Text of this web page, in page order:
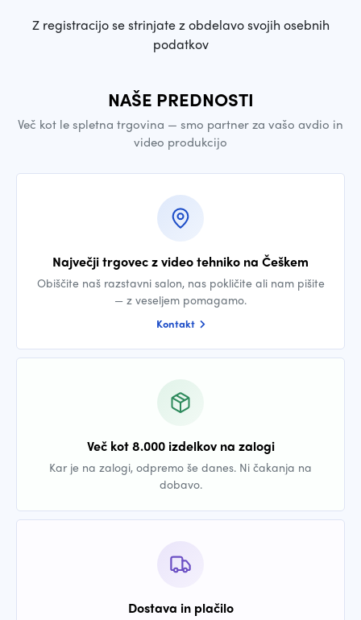
Z registracijo se strinjate z obdelavo svojih osebnih
podatkov
NAŠE PREDNOSTI
Več kot le spletna trgovina — smo partner za vašo avdio in
video produkcijo
Največji trgovec z video tehniko na Češkem
Obiščite naš razstavni salon, nas pokličite ali nam pišite
— z veseljem pomagamo.
Kontakt
Več kot 8.000 izdelkov na zalogi
Kar je na zalogi, odpremo še danes. Ni čakanja na
dobavo.
Dostava in plačilo